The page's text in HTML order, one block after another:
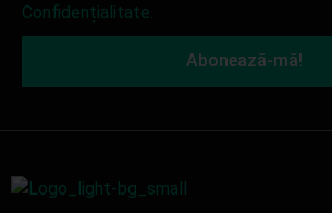
Confidențialitate.
Abonează-mă!